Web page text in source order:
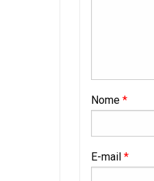
Nome *
E-mail *